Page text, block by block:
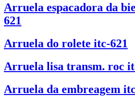
Arruela espacadora da
621
Arruela do rolete itc-621
Arruela lisa transm. roc
Arruela da embreagem